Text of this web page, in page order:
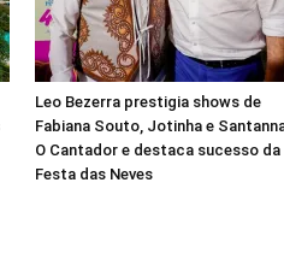
Leo Bezerra prestigia shows de
Fabiana Souto, Jotinha e
O Cantador e destaca sucesso da
Festa das Neves